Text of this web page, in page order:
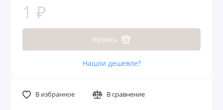
1 ₽
Купить
Нашли дешевле?
В избранное В сравнение